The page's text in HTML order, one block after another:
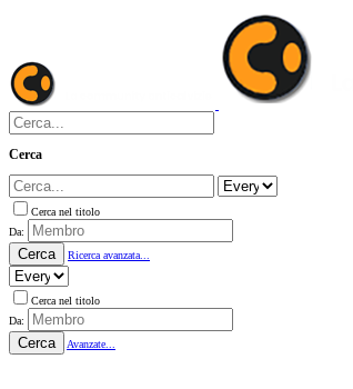
Cerca
Cerca nel titolo
Da:
Cerca Ricerca avanzata...
Cerca nel titolo
Da:
Cerca Avanzate...